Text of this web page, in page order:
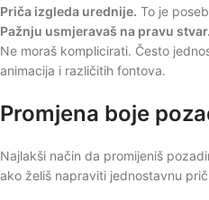
Priča izgleda urednije. To je
Pažnju usmjeravaš na pravu stvar.
Ne moraš komplicirati. Često
animacija i različitih fontova.
Promjena boje
Najlakši način da promijeniš
ako želiš napraviti jednostavnu